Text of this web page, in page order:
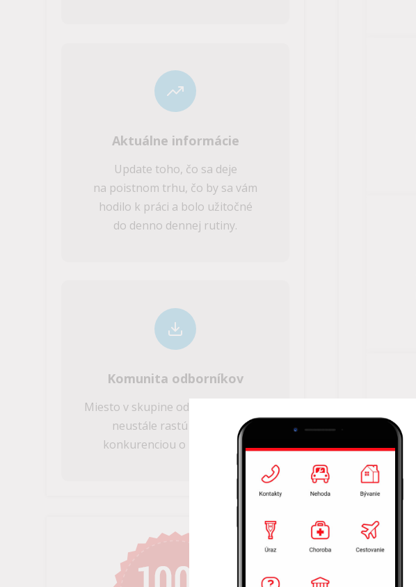
Aktuálne informácie
Update toho, čo sa deje
na poistnom trhu, čo by sa vám
hodilo k práci a bolo užitočné
do denno dennej rutiny.
Komunita odborníkov
Miesto v skupine odborníkov, ktorí
neustále rastú a sú pred
konkurenciou o krok vpred.